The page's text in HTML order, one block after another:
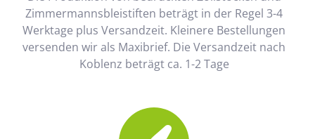
Zimmermannsbleistiften beträgt in der Regel 3-4
Werktage plus Versandzeit. Kleinere Bestellungen
versenden wir als Maxibrief. Die Versandzeit nach
Koblenz beträgt ca. 1-2 Tage